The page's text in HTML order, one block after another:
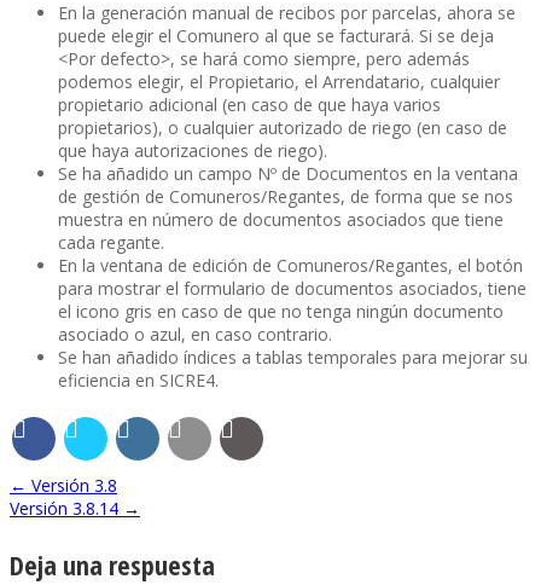
En la generación manual de recibos por parcelas, ahora se
puede elegir el Comunero al que se facturará. Si se deja
<Por defecto>, se hará como siempre, pero además
podemos elegir, el Propietario, el Arrendatario, cualquier
propietario adicional (en caso de que haya varios
propietarios), o cualquier autorizado de riego (en caso de
que haya autorizaciones de riego).
Se ha añadido un campo Nº de Documentos en la ventana
de gestión de Comuneros/Regantes, de forma que se nos
muestra en número de documentos asociados que tiene
cada regante.
En la ventana de edición de Comuneros/Regantes, el botón
para mostrar el formulario de documentos asociados, tiene
el icono gris en caso de que no tenga ningún documento
asociado o azul, en caso contrario.
Se han añadido índices a tablas temporales para mejorar su
eficiencia en SICRE4.
← Versión 3.8
Versión 3.8.14 →
Deja una respuesta